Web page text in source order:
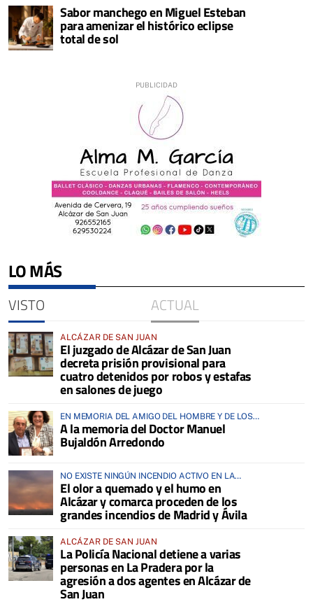
Sabor manchego en Miguel Esteban
para amenizar el histórico eclipse
total de sol
LO MÁS
VISTO ACTUAL
ALCÁZAR DE SAN JUAN
El juzgado de Alcázar de San Juan
decreta prisión provisional para
cuatro detenidos por robos y estafas
en salones de juego
EN MEMORIA DEL AMIGO DEL HOMBRE Y DE LOS
ANIMALES
A la memoria del Doctor Manuel
Bujaldón Arredondo
NO EXISTE NINGÚN INCENDIO ACTIVO EN LA
COMARCA
El olor a quemado y el humo en
Alcázar y comarca proceden de los
grandes incendios de Madrid y Ávila
ALCÁZAR DE SAN JUAN
La Policía Nacional detiene a varias
personas en La Pradera por la
agresión a dos agentes en Alcázar de
San Juan